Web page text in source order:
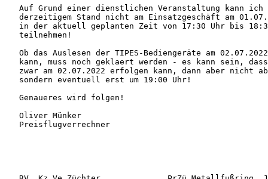
Auf Grund einer dienstlichen Veranstaltung kann ich
derzeitigem Stand nicht am Einsatzgeschäft am
in der aktuell geplanten Zeit von 17:30 Uhr bis
   teilnehmen!
Ob das Auslesen der TIPES-Bediengeräte am
kann, muss noch geklaert werden - es kann sein,
zwar am 02.07.2022 erfolgen kann, dann aber nicht
   sondern eventuell erst um 19:00 Uhr!
   Genaueres wird folgen!
   Oliver Münker
   Preisflugverrechner